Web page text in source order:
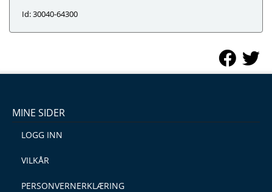
Id: 30040-64300
MINE SIDER
LOGG INN
VILKÅR
PERSONVERNERKLÆRING